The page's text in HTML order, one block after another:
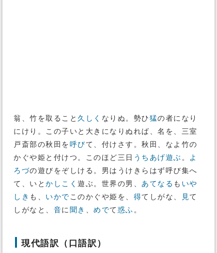
翁、竹を取ること 久しく なりぬ。勢ひ猛の者になり
にけり。この子いと大きになりぬれば、名を、三室
戸斎部の秋田を 呼びて、付けさす。秋田、なよ竹の
かぐや姫と付けつ。このほど三日 うちあげ遊ぶ 。
よ
ろづの遊びをぞしける。男はうけきらはず呼び集へ
て、いと かしこく 遊ぶ。世界の男、 あてなる も いや
しき も、 いかで このかぐや姫を、 得てしがな、 見て
しがなと、 音に 聞き めでて 惑ふ 。
現代語訳（口語訳）